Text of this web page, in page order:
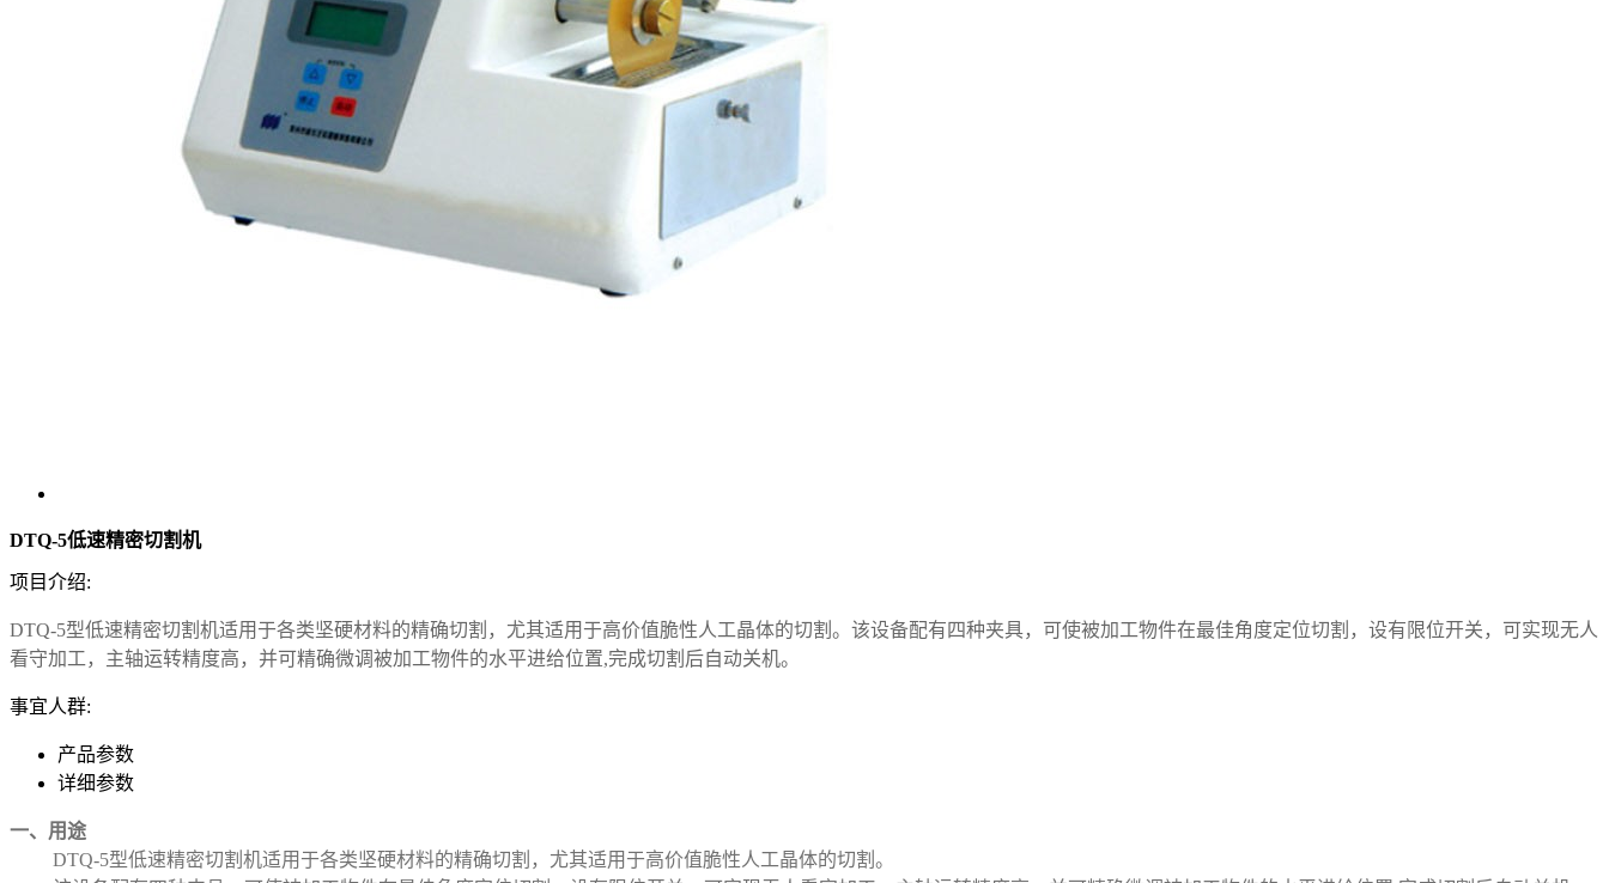
DTQ-5低速精密切割机
项目介绍:
DTQ-5型低速精密切割机适用于各类坚硬材料的精确切割，尤其适用于高价值脆性人工晶体的切割。该设备配有四种夹具，可使被加工物件在最佳角度定位切割，设有限位开关，可实现无人
看守加工，主轴运转精度高，并可精确微调被加工物件的水平进给位置,完成切割后自动关机。
事宜人群:
产品参数
详细参数
一、用途
DTQ-5型低速精密切割机适用于各类坚硬材料的精确切割，尤其适用于高价值脆性人工晶体的切割。